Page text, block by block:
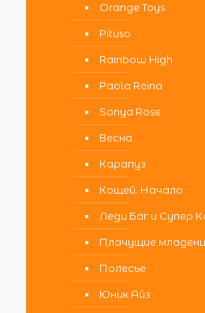
Orange Toys
Pituso
Rainbow High
Paola Reina
Sonya Rose
Весна
Карапуз
Кощей. Начало
Леди Баг и Супер
Плачущие
Полесье
Юник Айз